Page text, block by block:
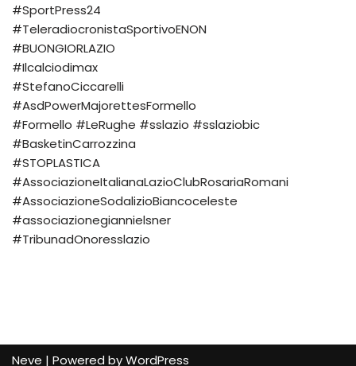
#SportPress24
#TeleradiocronistaSportivoENON
#BUONGIORLAZIO
#Ilcalciodimax
#StefanoCiccarelli
#AsdPowerMajorettesFormello
#Formello #LeRughe #sslazio #sslaziobic
#BasketinCarrozzina
#STOPLASTICA
#AssociazioneItalianaLazioClubRosariaRomani
#AssociazioneSodalizioBiancoceleste
#associazionegiannielsner
#TribunadOnoresslazio
Neve | Powered byWordPress